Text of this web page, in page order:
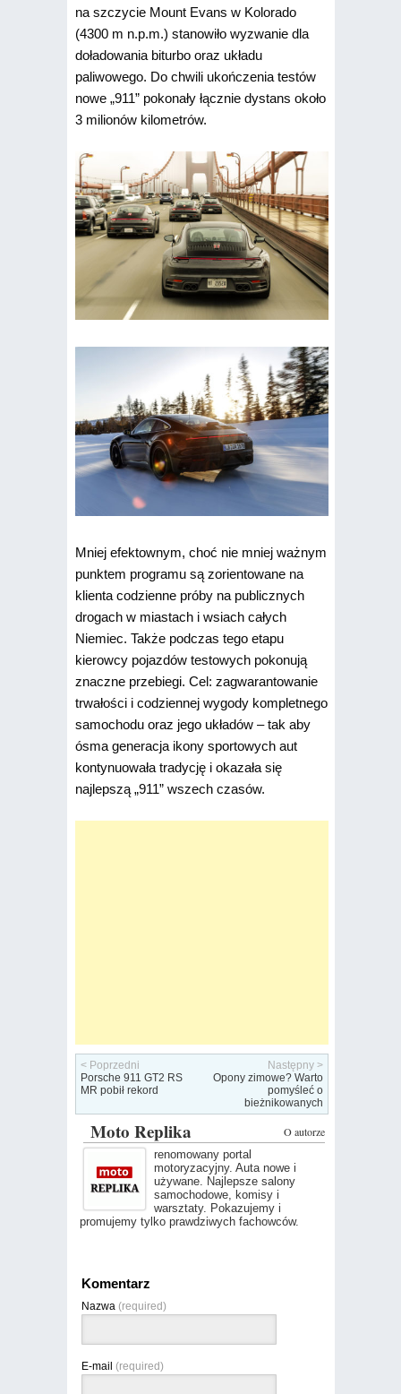
na szczycie Mount Evans w Kolorado
(4300 m n.p.m.) stanowiło wyzwanie dla
doładowania biturbo oraz układu
paliwowego. Do chwili ukończenia testów
nowe „911” pokonały łącznie dystans około
3 milionów kilometrów.
Mniej efektownym, choć nie mniej ważnym
punktem programu są zorientowane na
klienta codzienne próby na publicznych
drogach w miastach i wsiach całych
Niemiec. Także podczas tego etapu
kierowcy pojazdów testowych pokonują
znaczne przebiegi. Cel: zagwarantowanie
trwałości i codziennej wygody kompletnego
samochodu oraz jego układów – tak aby
ósma generacja ikony sportowych aut
kontynuowała tradycję i okazała się
najlepszą „911” wszech czasów.
< Poprzedni
Porsche 911 GT2 RS
MR pobił rekord
Następny >
Opony zimowe? Warto
pomyśleć o
bieżnikowanych
O autorze
Moto Replika
renomowany portal
motoryzacyjny. Auta nowe i
używane. Najlepsze salony
samochodowe, komisy i
warsztaty. Pokazujemy i
promujemy tylko prawdziwych fachowców.
Komentarz
Nazwa (required)
E-mail (required)